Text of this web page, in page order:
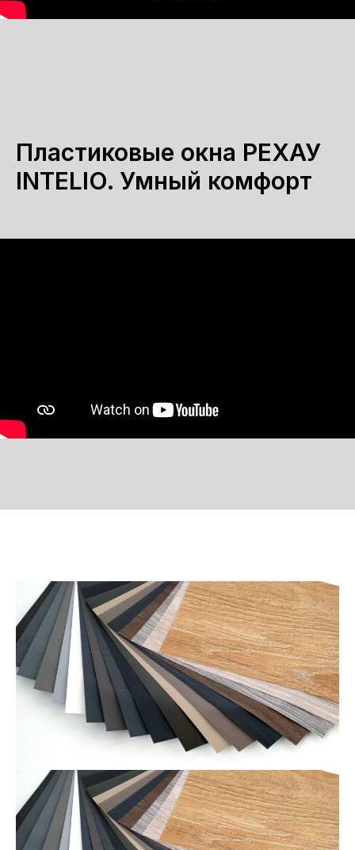
Пластиковые окна РЕХАУ
INTELIO. Умный комфорт